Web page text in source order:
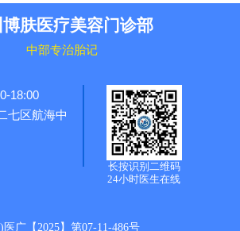
肤医疗美容门诊部
中部专治胎记
18:00
七区航海中
长按识别二维码
24小时医生在线
医广【2025】第07-11-486号